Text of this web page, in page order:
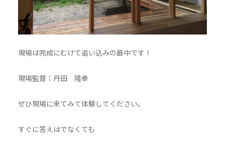
現場は完成にむけて追い込みの最中です！
現場監督：丹田 隆幸
ぜひ現場に来てみて体験してください。
すぐに答えはでなくても